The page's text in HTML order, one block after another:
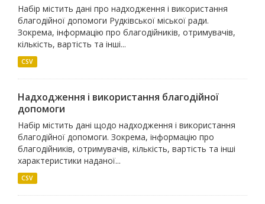
Набір містить дані про надходження і використання
благодійної допомоги Рудківської міської ради.
Зокрема, інформацію про благодійників, отримувачів,
кількість, вартість та інші...
CSV
Надходження і використання благодійної
допомоги
Набір містить дані щодо надходження і використання
благодійної допомоги. Зокрема, інформацію про
благодійників, отримувачів, кількість, вартість та інші
характеристики наданої...
CSV